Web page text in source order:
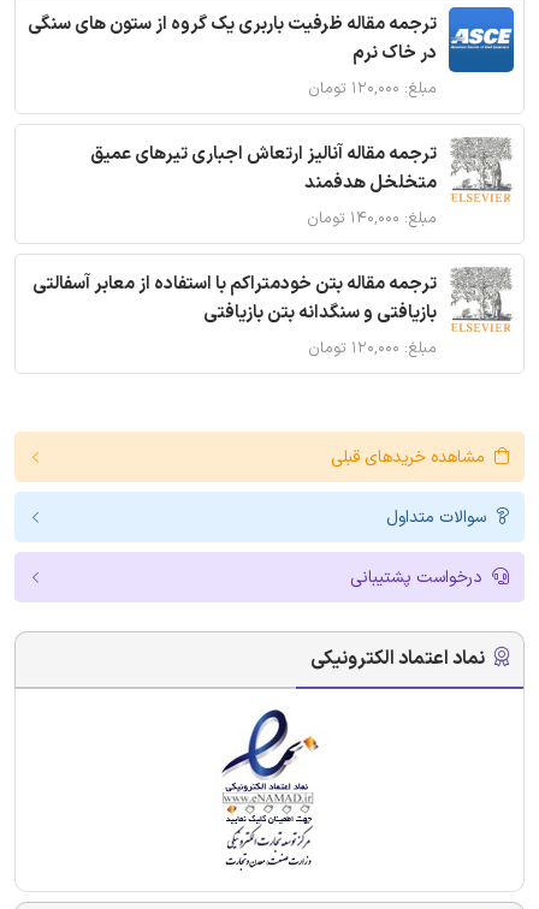
ترجمه مقاله ظرفیت باربری یک گروه از ستون های سنگی
در خاک نرم
مبلغ: ۱۲۰,۰۰۰ تومان
ترجمه مقاله آنالیز ارتعاش اجباری تیرهای عمیق
متخلخل هدفمند
مبلغ: ۱۴۰,۰۰۰ تومان
ترجمه مقاله بتن خودمتراکم با استفاده از معابر آسفالتی
بازیافتی و سنگدانه بتن بازیافتی
مبلغ: ۱۲۰,۰۰۰ تومان
مشاهده خریدهای قبلی
سوالات متداول
درخواست پشتیبانی
نماد اعتماد الکترونیکی